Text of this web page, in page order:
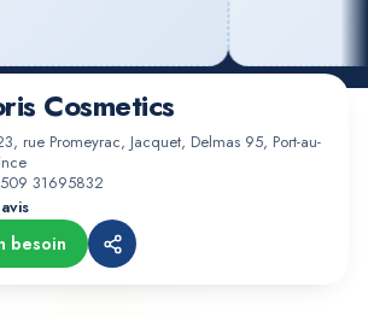
Cosmetics
rue Promeyrac, Jacquet, Delmas 95, Port-au-
31695832
besoin